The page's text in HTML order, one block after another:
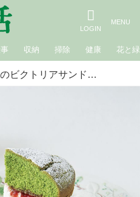
収納 掃除 健康 花と緑
「抹茶のビクトリアサンドイッチケーキ」のつくり方。抹茶の風味といちごの酸味が好相性！お茶の風味を楽しむお菓子／菓子研究家・本間節子さん